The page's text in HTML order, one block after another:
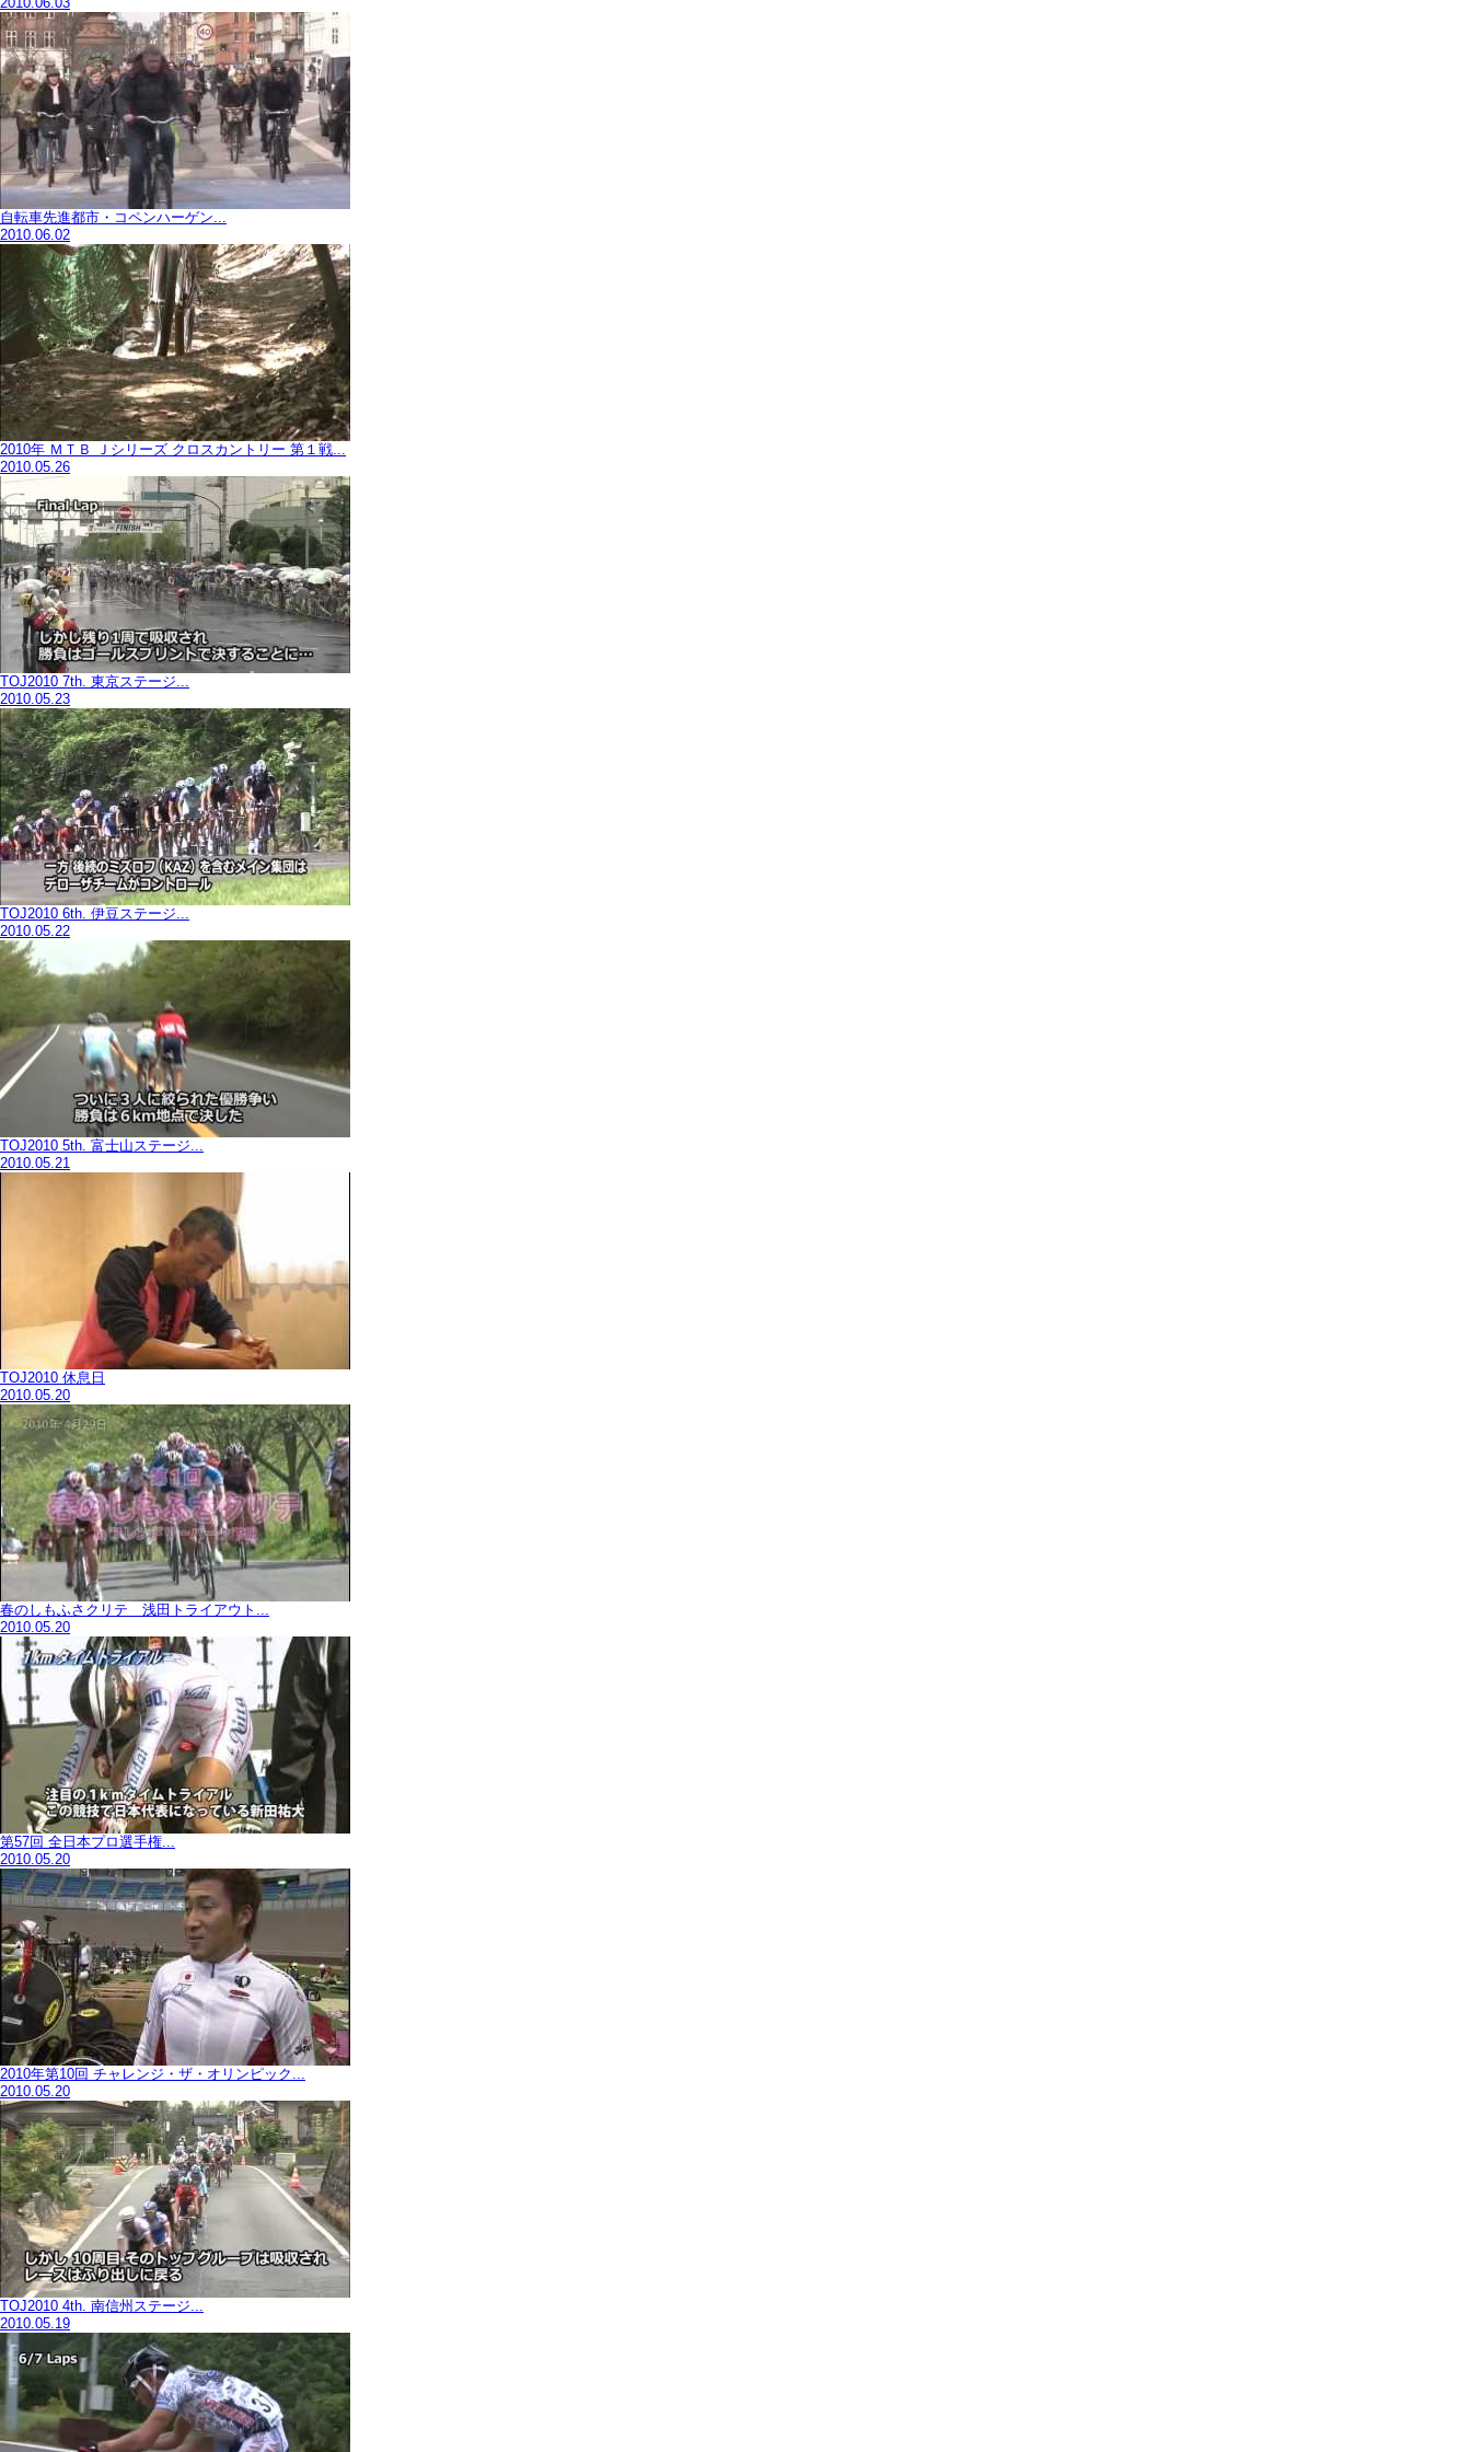
自転車先進都市・コペンハーゲン...
2010.06.02
2010年 ＭＴＢ Ｊシリーズ クロスカントリー 第１戦...
2010.05.26
TOJ2010 7th. 東京ステージ...
2010.05.23
TOJ2010 6th. 伊豆ステージ...
2010.05.22
TOJ2010 5th. 富士山ステージ...
2010.05.21
TOJ2010 休息日
2010.05.20
春のしもふさクリテ 浅田トライアウト...
2010.05.20
第57回 全日本プロ選手権...
2010.05.20
2010年第10回 チャレンジ・ザ・オリンピック...
2010.05.20
TOJ2010 4th. 南信州ステージ...
2010.05.19